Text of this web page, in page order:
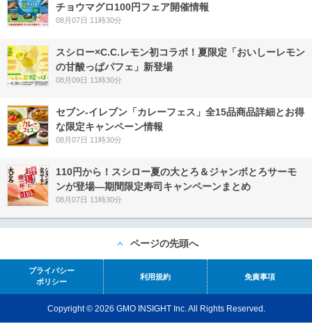
チョウマグロ100円フェア開催情報
08月07日 11時30分
スシロー×C.C.レモン初コラボ！夏限定「おいしーレモン
の甘酸っぱパフェ」新登場
08月09日 11時30分
セブン‐イレブン「カレーフェス」全15品商品詳細とお得
な限定キャンペーン情報
08月07日 11時30分
110円から！スシロー夏の大とろ＆ジャンボとろサーモ
ンが登場―期間限定寿司キャンペーンまとめ
08月07日 11時30分
ページの先頭へ
プライバシー
ポリシー
利用規約 免責事項
Copyright © 2026 GMO INSIGHT Inc. All Rights Reserved.